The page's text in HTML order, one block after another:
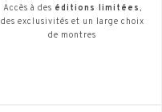
Accès à des éditions limitées,
des exclusivités et un large choix
de montres